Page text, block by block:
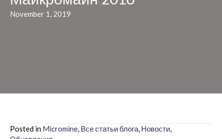
November 1, 2019
Posted in Micromine, Все статьи блога, Новости,